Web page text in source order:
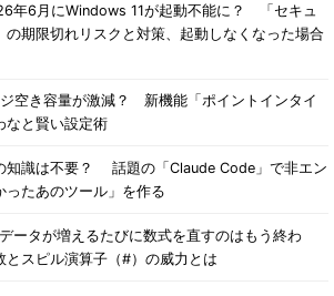
年6月にWindows 11が起動不能に？ 「セキュ
の期限切れリスクと対策、起動しなくなった場合
ジ空き容量が激減？ 新機能「ポイントインタイ
なと賢い設定術
知識は不要？ 話題の「Claude Code」で非エン
ったあのツール」を作る
ータが増えるたびに数式を直すのはもう終わ
とスピル演算子（#）の威力とは